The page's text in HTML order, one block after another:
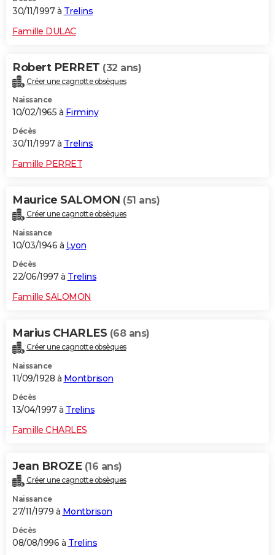
30/11/1997 à Trelins
Famille DULAC
Robert PERRET (32 ans)
Créer une cagnotte obsèques
Naissance
10/02/1965 à Firminy
Décès
30/11/1997 à Trelins
Famille PERRET
Maurice SALOMON (51 ans)
Créer une cagnotte obsèques
Naissance
10/03/1946 à Lyon
Décès
22/06/1997 à Trelins
Famille SALOMON
Marius CHARLES (68 ans)
Créer une cagnotte obsèques
Naissance
11/09/1928 à Montbrison
Décès
13/04/1997 à Trelins
Famille CHARLES
Jean BROZE (16 ans)
Créer une cagnotte obsèques
Naissance
27/11/1979 à Montbrison
Décès
08/08/1996 à Trelins